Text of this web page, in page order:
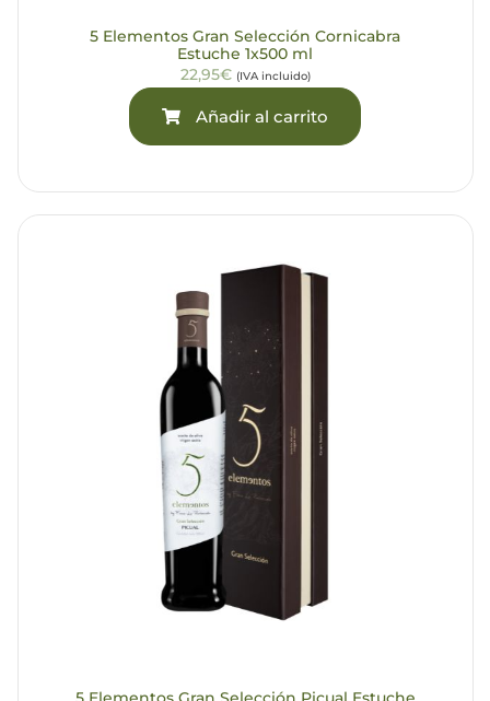
5 Elementos Gran Selección Cornicabra
Estuche 1x500 ml
22,95€ (IVA incluido)
Añadir al carrito